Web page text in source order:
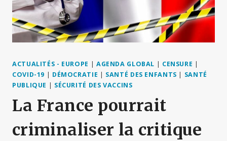
ACTUALITÉS - EUROPE | AGENDA GLOBAL | CENSURE |
COVID-19 | DÉMOCRATIE | SANTÉ DES ENFANTS | SANTÉ
PUBLIQUE | SÉCURITÉ DES VACCINS
La France pourrait
criminaliser la critique